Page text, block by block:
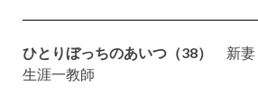
ひとりぼっちのあいつ（38）
新妻
生涯一教師